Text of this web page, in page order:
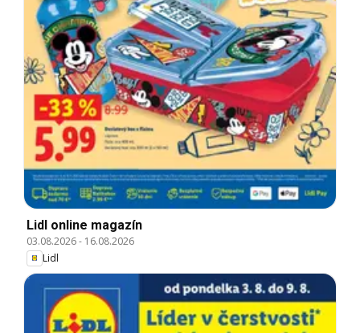
Lidl online magazín
03.08.2026- 16.08.2026
Lidl